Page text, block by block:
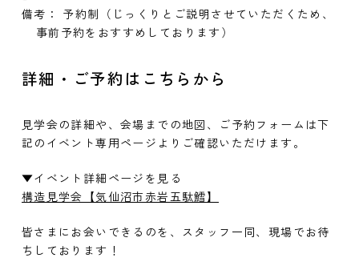
備考：
予約制（じっくりとご説明させていただくため、
事前予約をおすすめしております）
詳細・ご予約はこちらから
見学会の詳細や、会場までの地図、ご予約フォームは下
記のイベント専用ページよりご確認いただけます。
▼イベント詳細ページを見る
構造見学会【気仙沼市赤岩五駄鱈】
皆さまにお会いできるのを、スタッフ一同、現場でお待
ちしております！